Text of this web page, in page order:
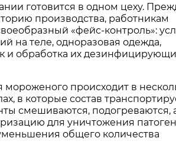
готовится в одном цеху.
производства, работникам
«фейс-контроль»:
на теле, одноразовая одежда,
и обработка их
мороженого происходит в
в которые состав
смешиваются, подогреваются,
для уничтожения
общего количества